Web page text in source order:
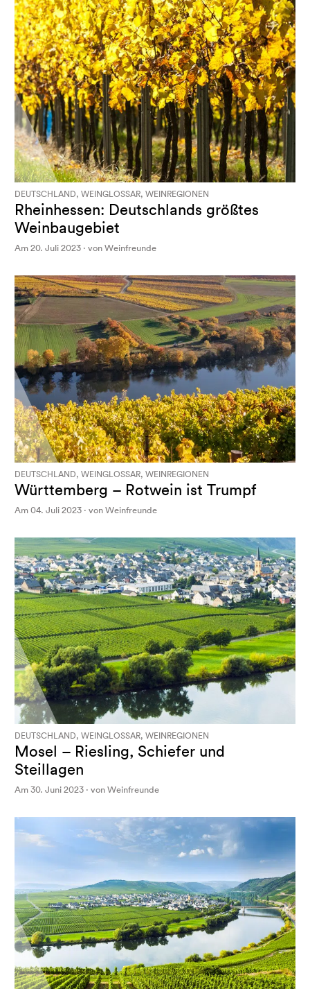
DEUTSCHLAND, WEINGLOSSAR, WEINREGIONEN
Rheinhessen: Deutschlands größtes
Weinbaugebiet
Am 20. Juli 2023 · von Weinfreunde
DEUTSCHLAND, WEINGLOSSAR, WEINREGIONEN
Württemberg – Rotwein ist Trumpf
Am 04. Juli 2023 · von Weinfreunde
DEUTSCHLAND, WEINGLOSSAR, WEINREGIONEN
Mosel – Riesling, Schiefer und
Steillagen
Am 30. Juni 2023 · von Weinfreunde